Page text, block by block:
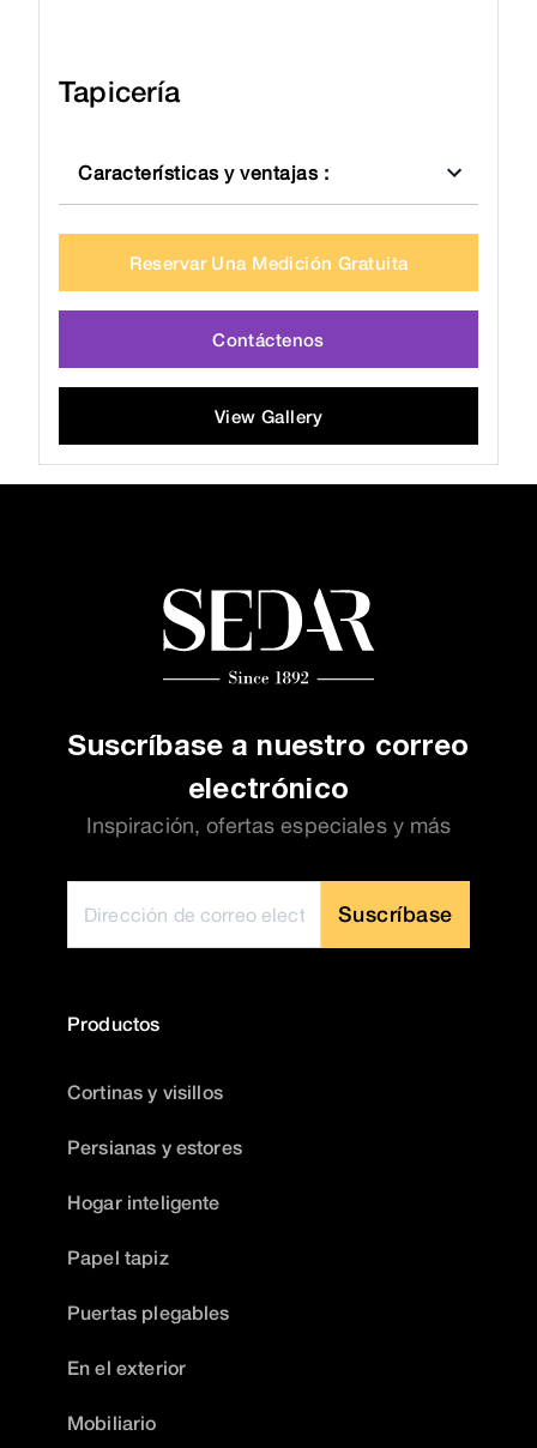
Tapicería
Características y ventajas:
Reservar Una Medición Gratuita
Contáctenos
View Gallery
Suscríbase a nuestro correo
electrónico
Inspiración, ofertas especiales y más
Suscríbase
Productos
Cortinas y visillos
Persianas y estores
Hogar inteligente
Papel tapiz
Puertas plegables
En el exterior
Mobiliario